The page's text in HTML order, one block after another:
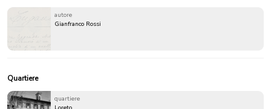
autore
Gianfranco Rossi
Quartiere
quartiere